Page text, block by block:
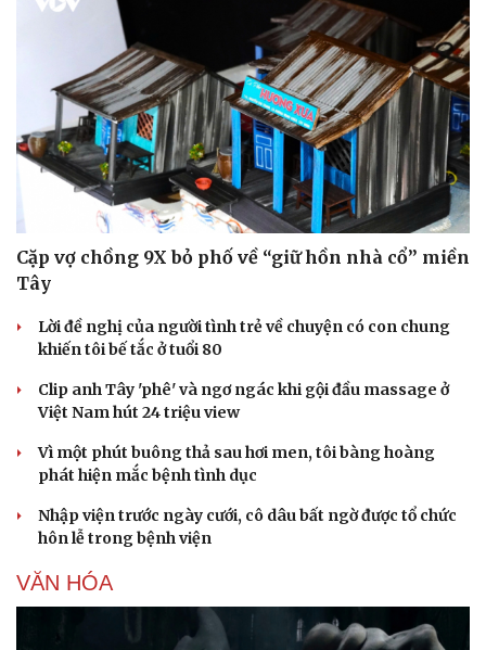
Doanh nghiệp
Thông tin doanh nghiệp
Doanh nghiệp 24h
Doanh nhân
Vì cộng đồng
Công nghệ
Sành điệu
Tin Công nghệ
Trải nghiệm
Chuyển đổi số
Cặp vợ chồng 9X bỏ phố về “giữ hồn nhà cổ” miền
Tây
Lời đề nghị của người tình trẻ về chuyện có con chung
khiến tôi bế tắc ở tuổi 80
Clip anh Tây 'phê' và ngơ ngác khi gội đầu massage ở
Việt Nam hút 24 triệu view
Vì một phút buông thả sau hơi men, tôi bàng hoàng
phát hiện mắc bệnh tình dục
Nhập viện trước ngày cưới, cô dâu bất ngờ được tổ chức
hôn lễ trong bệnh viện
VĂN HÓA